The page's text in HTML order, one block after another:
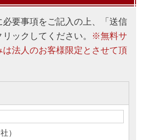
必要事項をご記入の上、「送信
ックしてください。 ※無料サ
は法人のお客様限定とさせて頂
）